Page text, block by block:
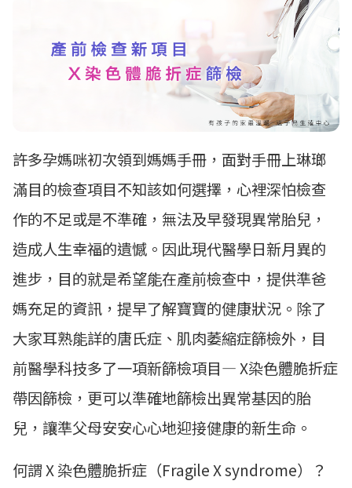
許多孕媽咪初次領到媽媽手冊，面對手冊上琳瑯
滿目的檢查項目不知該如何選擇，心裡深怕檢查
作的不足或是不準確，無法及早發現異常胎兒，
造成人生幸福的遺憾。因此現代醫學日新月異的
進步，目的就是希望能在產前檢查中，提供準爸
媽充足的資訊，提早了解寶寶的健康狀況。除了
大家耳熟能詳的唐氏症、肌肉萎縮症篩檢外，目
前醫學科技多了一項新篩檢項目— X染色體脆折症
帶因篩檢，更可以準確地篩檢出異常基因的胎
兒，讓準父母安安心心地迎接健康的新生命。
何謂 X 染色體脆折症（Fragile X syndrome）？